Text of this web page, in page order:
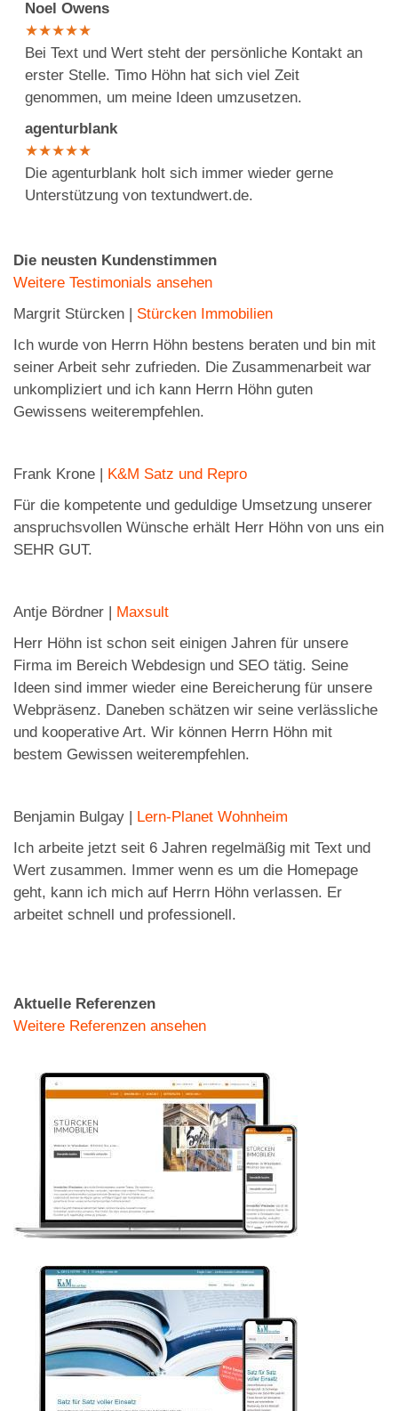
Noel Owens
★★★★★
Bei Text und Wert steht der persönliche Kontakt an
erster Stelle. Timo Höhn hat sich viel Zeit
genommen, um meine Ideen umzusetzen.
agenturblank
★★★★★
Die agenturblank holt sich immer wieder gerne
Unterstützung von textundwert.de.
Die neusten Kundenstimmen
Weitere Testimonials ansehen
Margrit Stürcken | Stürcken Immobilien
Ich wurde von Herrn Höhn bestens beraten und bin mit
seiner Arbeit sehr zufrieden. Die Zusammenarbeit war
unkompliziert und ich kann Herrn Höhn guten
Gewissens weiterempfehlen.
Frank Krone |
K&M Satz und Repro
Für die kompetente und geduldige Umsetzung unserer
anspruchsvollen Wünsche erhält Herr Höhn von uns ein
SEHR GUT.
Antje Bördner |
Maxsult
Herr Höhn ist schon seit einigen Jahren für unsere
Firma im Bereich Webdesign und SEO tätig. Seine
Ideen sind immer wieder eine Bereicherung für unsere
Webpräsenz. Daneben schätzen wir seine verlässliche
und kooperative Art. Wir können Herrn Höhn mit
bestem Gewissen weiterempfehlen.
Benjamin Bulgay |
Lern-Planet Wohnheim
Ich arbeite jetzt seit 6 Jahren regelmäßig mit Text und
Wert zusammen. Immer wenn es um die Homepage
geht, kann ich mich auf Herrn Höhn verlassen. Er
arbeitet schnell und professionell.
Aktuelle Referenzen
Weitere Referenzen ansehen